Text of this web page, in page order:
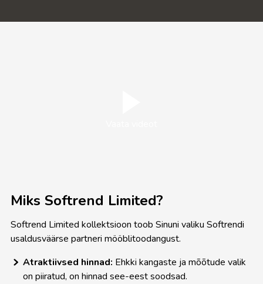
Miks Softrend Limited?
Softrend Limited kollektsioon toob Sinuni valiku Softrendi
usaldusväärse partneri mööblitoodangust.
Atraktiivsed hinnad: Ehkki kangaste ja mõõtude valik
on piiratud, on hinnad see-eest soodsad.